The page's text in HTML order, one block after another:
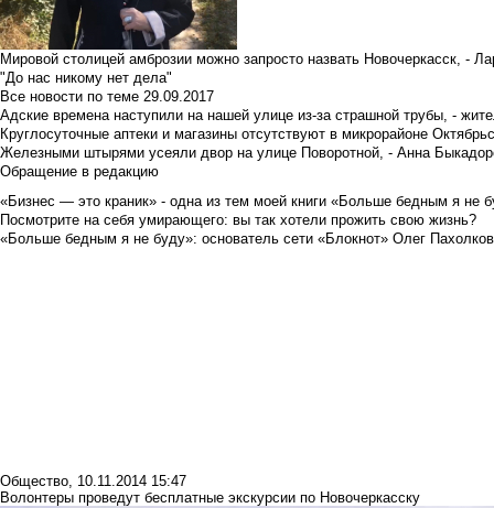
Мировой столицей амброзии можно запросто назвать Новочеркасск, -
"До нас никому нет дела"
Все новости по теме 29.09.2017
Адские времена наступили на нашей улице из-за страшной трубы, -
Круглосуточные аптеки и магазины отсутствуют в микрорайоне
Железными штырями усеяли двор на улице Поворотной, - Анна
Обращение в редакцию
«Бизнес — это краник» - одна из тем моей книги «Больше бедным я не
Посмотрите на себя умирающего: вы так хотели прожить свою жизнь?
«Больше бедным я не буду»: основатель сети «Блокнот» Олег Пахолков
Общество, 10.11.2014 15:47
Волонтеры проведут бесплатные экскурсии по Новочеркасску